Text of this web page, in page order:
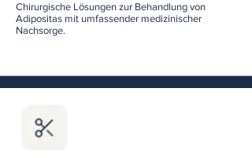
Chirurgische Lösungen zur Behandlung von
Adipositas mit umfassender medizinischer
Nachsorge.